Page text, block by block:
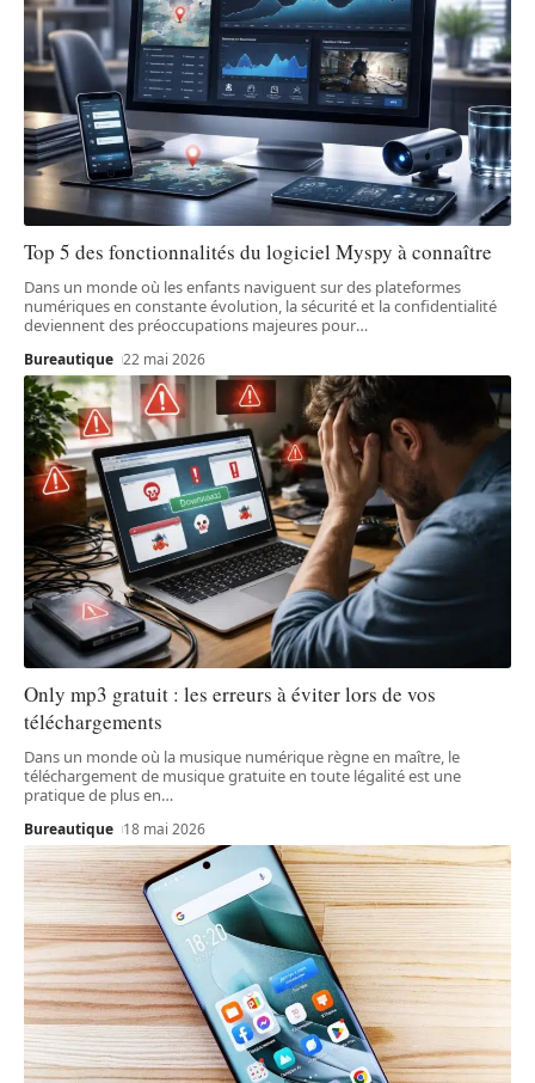
Top 5 des fonctionnalités du logiciel Myspy à connaître
Dans un monde où les enfants naviguent sur des plateformes
numériques en constante évolution, la sécurité et la confidentialité
deviennent des préoccupations majeures pour…
Bureautique 22 mai 2026
Only mp3 gratuit : les erreurs à éviter lors de vos
téléchargements
Dans un monde où la musique numérique règne en maître, le
téléchargement de musique gratuite en toute légalité est une
pratique de plus en…
Bureautique 18 mai 2026